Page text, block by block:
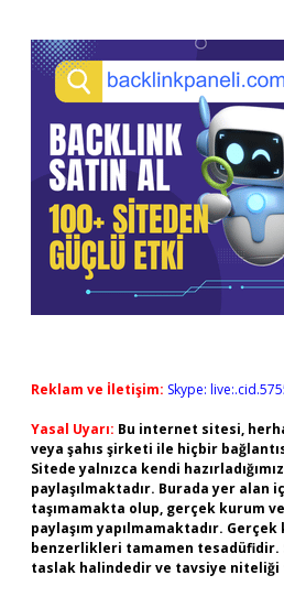
Reklam ve İletişim: Skype:
Yasal Uyarı: Bu internet sitesi,
veya şahıs şirketi ile hiçbir
Sitede yalnızca kendi
paylaşılmaktadır. Burada yer alan
taşımamakta olup, gerçek kurum
paylaşım yapılmamaktadır.
benzerlikleri tamamen
taslak halindedir ve tavsiye niteliği